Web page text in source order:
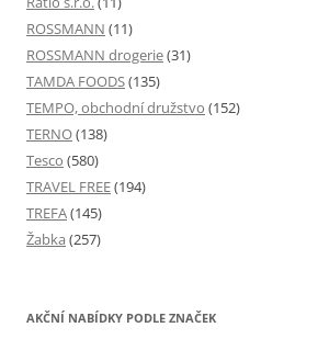
ROSSMANN (11)
ROSSMANN drogerie(31)
TAMDA FOODS(135)
TEMPO, obchodní družstvo (152)
TERNO(138)
Tesco (580)
TRAVEL FREE(194)
TREFA(145)
Žabka (257)
AKČNÍ NABÍDKY PODLE ZNAČEK